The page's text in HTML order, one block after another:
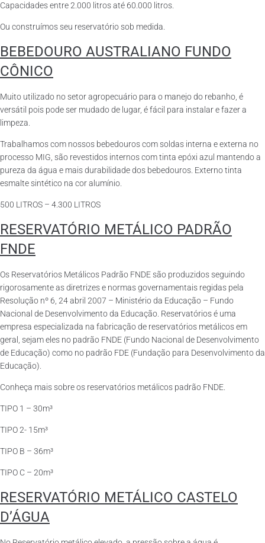
Capacidades entre 2.000 litros até 60.000 litros.
Ou construímos seu reservatório sob medida.
BEBEDOURO AUSTRALIANO FUNDO
CÔNICO
Muito utilizado no setor agropecuário para o manejo do rebanho, é
versátil pois pode ser mudado de lugar, é fácil para instalar e fazer a
limpeza.
Trabalhamos com nossos bebedouros com soldas interna e externa no
processo MIG, são revestidos internos com tinta epóxi azul mantendo a
pureza da água e mais durabilidade dos bebedouros. Externo tinta
esmalte sintético na cor alumínio.
500 LITROS – 4.300 LITROS
RESERVATÓRIO METÁLICO PADRÃO
FNDE
Os Reservatórios Metálicos Padrão FNDE são produzidos seguindo
rigorosamente as diretrizes e normas governamentais regidas pela
Resolução nº 6, 24 abril 2007 – Ministério da Educação – Fundo
Nacional de Desenvolvimento da Educação. Reservatórios é uma
empresa especializada na fabricação de reservatórios metálicos em
geral, sejam eles no padrão FNDE (Fundo Nacional de Desenvolvimento
de Educação) como no padrão FDE (Fundação para Desenvolvimento da
Educação).
Conheça mais sobre os reservatórios metálicos padrão FNDE.
TIPO 1 – 30m³
TIPO 2- 15m³
TIPO B – 36m³
TIPO C – 20m³
RESERVATÓRIO METÁLICO CASTELO
D’ÁGUA